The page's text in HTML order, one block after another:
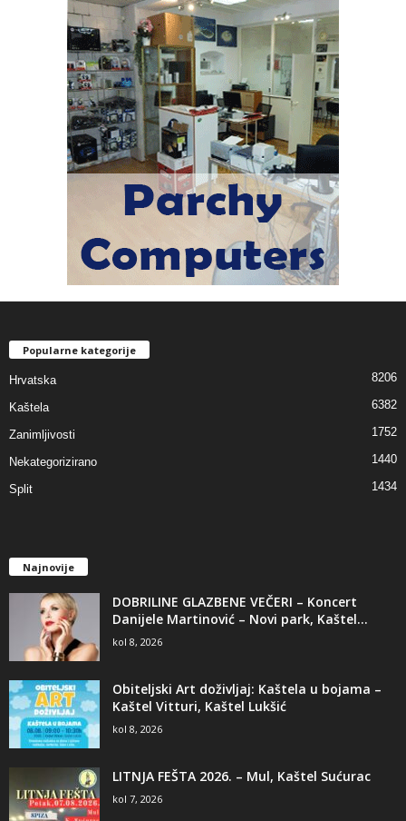
Popularne kategorije
Hrvatska 8206
Kaštela 6382
Zanimljivosti 1752
Nekategorizirano 1440
Split 1434
Najnovije
DOBRILINE GLAZBENE VEČERI – Koncert
Danijele Martinović – Novi park, Kaštel...
kol 8, 2026
Obiteljski Art doživljaj: Kaštela u bojama –
Kaštel Vitturi, Kaštel Lukšić
kol 8, 2026
LITNJA FEŠTA 2026. – Mul, Kaštel Sućurac
kol 7, 2026